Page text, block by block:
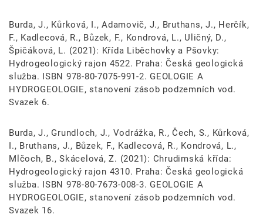
Burda, J., Kůrková, I., Adamovič, J., Bruthans, J., Herčík,
F., Kadlecová, R., Bůzek, F., Kondrová, L., Uličný, D.,
Špičáková, L. (2021): Křída Liběchovky a Pšovky:
Hydrogeologický rajon 4522. Praha: Česká geologická
služba. ISBN 978-80-7075-991-2. GEOLOGIE A
HYDROGEOLOGIE, stanovení zásob podzemních vod.
Svazek 6.
Burda, J., Grundloch, J., Vodrážka, R., Čech, S., Kůrková,
I., Bruthans, J., Bůzek, F., Kadlecová, R., Kondrová, L.,
Mlčoch, B., Skácelová, Z. (2021): Chrudimská křída:
Hydrogeologický rajon 4310. Praha: Česká geologická
služba. ISBN 978-80-7673-008-3. GEOLOGIE A
HYDROGEOLOGIE, stanovení zásob podzemních vod.
Svazek 16.